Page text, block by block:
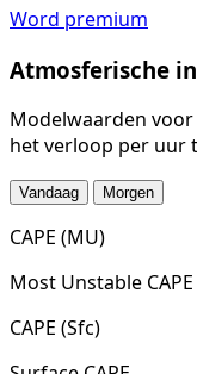
Word premium
Atmosferische
Modelwaarden voor
het verloop per uur
Vandaag Morgen
CAPE (MU)
Most Unstable CAPE
CAPE (Sfc)